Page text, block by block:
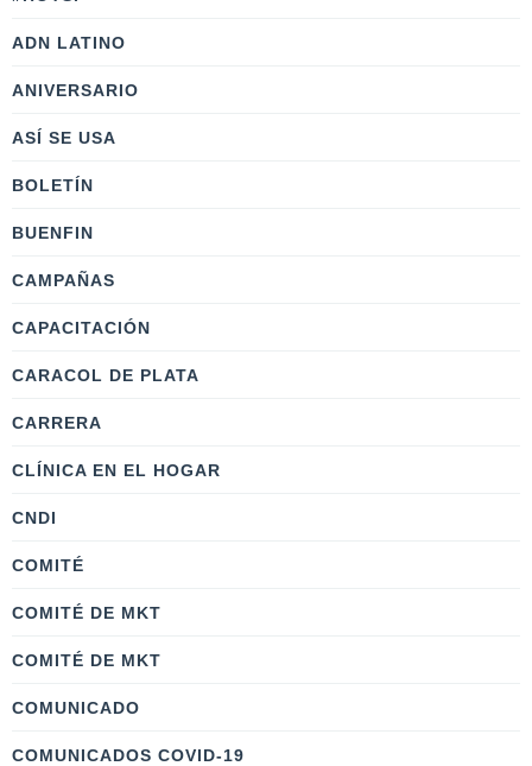
ADN LATINO
ANIVERSARIO
ASÍ SE USA
BOLETÍN
BUENFIN
CAMPAÑAS
CAPACITACIÓN
CARACOL DE PLATA
CARRERA
CLÍNICA EN EL HOGAR
CNDI
COMITÉ
COMITÉ DE MKT
COMITÉ DE MKT
COMUNICADO
COMUNICADOS COVID-19